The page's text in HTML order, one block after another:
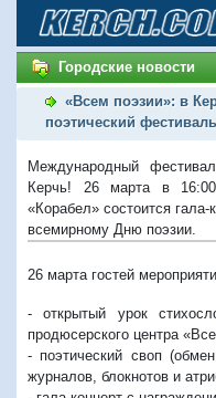
Городские новости
«Всем поэзии»: в
поэтический фестиваль
Международный
Керчь! 26 марта в
«Корабел» состоится
всемирному Дню поэзии.
26 марта гостей
- открытый урок
продюсерского центра
- поэтический своп
журналов, блокнотов и